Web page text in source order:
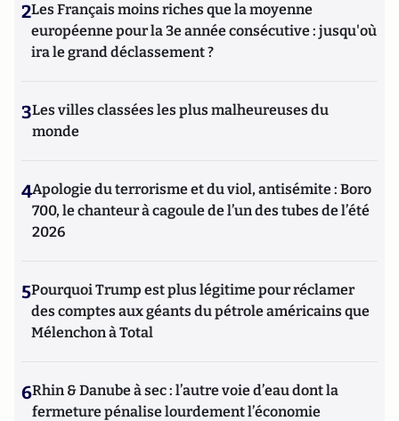
2Les Français moins riches que la moyenne
européenne pour la 3e année consécutive : jusqu'où
ira le grand déclassement ?
3Les villes classées les plus malheureuses du
monde
4Apologie du terrorisme et du viol, antisémite : Boro
700, le chanteur à cagoule de l’un des tubes de l’été
2026
5Pourquoi Trump est plus légitime pour réclamer
des comptes aux géants du pétrole américains que
Mélenchon à Total
6Rhin & Danube à sec : l’autre voie d’eau dont la
fermeture pénalise lourdement l’économie